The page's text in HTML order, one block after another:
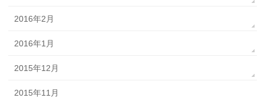
2016年2月
2016年1月
2015年12月
2015年11月